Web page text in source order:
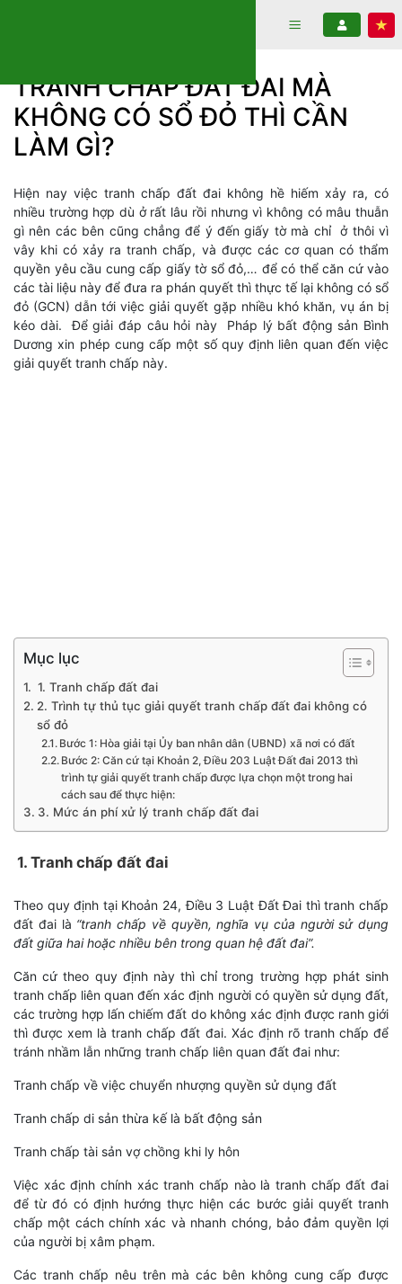
TRANH CHẤP ĐẤT ĐAI MÀ
KHÔNG CÓ SỔ ĐỎ THÌ CẦN
LÀM GÌ?
Hiện nay việc tranh chấp đất đai không hề hiếm xảy ra, có
nhiều trường hợp dù ở rất lâu rồi nhưng vì không có mâu thuẫn
gì nên các bên cũng chẳng để ý đến giấy tờ mà chỉ ở thôi vì
vây khi có xảy ra tranh chấp, và được các cơ quan có thẩm
quyền yêu cầu cung cấp giấy tờ sổ đỏ,… để có thể căn cứ vào
các tài liệu này để đưa ra phán quyết thì thực tế lại không có sổ
đỏ (GCN) dẫn tới việc giải quyết gặp nhiều khó khăn, vụ án bị
kéo dài. Để giải đáp câu hỏi này Pháp lý bất động sản Bình
Dương xin phép cung cấp một số quy định liên quan đến việc
giải quyết tranh chấp này.
Mục lục
1. Tranh chấp đất đai
2. Trình tự thủ tục giải quyết tranh chấp đất đai không có
sổ đỏ
Bước 1: Hòa giải tại Ủy ban nhân dân (UBND) xã nơi có đất
Bước 2: Căn cứ tại Khoản 2, Điều 203 Luật Đất đai 2013 thì
trình tự giải quyết tranh chấp được lựa chọn một trong hai
cách sau để thực hiện:
3. Mức án phí xử lý tranh chấp đất đai
1. Tranh chấp đất đai
Theo quy định tại Khoản 24, Điều 3 Luật Đất Đai thì tranh chấp
đất đai là “tranh chấp về quyền, nghĩa vụ của người sử dụng
đất giữa hai hoặc nhiều bên trong quan hệ đất đai”.
Căn cứ theo quy định này thì chỉ trong trường hợp phát sinh
tranh chấp liên quan đến xác định người có quyền sử dụng đất,
các trường hợp lấn chiếm đất do không xác định được ranh giới
thì được xem là tranh chấp đất đai. Xác định rõ tranh chấp để
tránh nhầm lẫn những tranh chấp liên quan đất đai như:
Tranh chấp về việc chuyển nhượng quyền sử dụng đất
Tranh chấp di sản thừa kế là bất động sản
Tranh chấp tài sản vợ chồng khi ly hôn
Việc xác định chính xác tranh chấp nào là tranh chấp đất đai
để từ đó có định hướng thực hiện các bước giải quyết tranh
chấp một cách chính xác và nhanh chóng, bảo đảm quyền lợi
của người bị xâm phạm.
Các tranh chấp nêu trên mà các bên không cung cấp được